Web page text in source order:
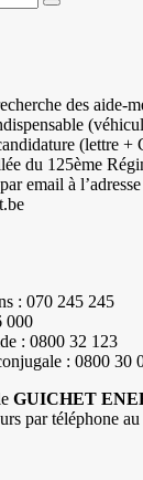
Recherche
des aide-
(lettre +
du 125ème
email à
: 070 245 245
000
: 0800 32 123
: 0800 30
GUICHET
par téléphone